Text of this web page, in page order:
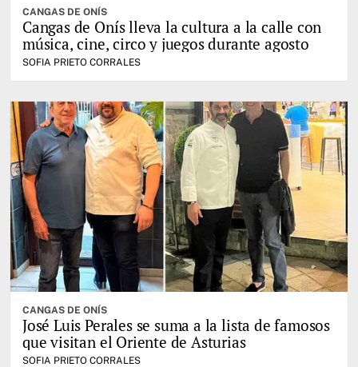
CANGAS DE ONÍS
Cangas de Onís lleva la cultura a la calle con
música, cine, circo y juegos durante agosto
SOFIA PRIETO CORRALES
CANGAS DE ONÍS
José Luis Perales se suma a la lista de famosos
que visitan el Oriente de Asturias
SOFIA PRIETO CORRALES